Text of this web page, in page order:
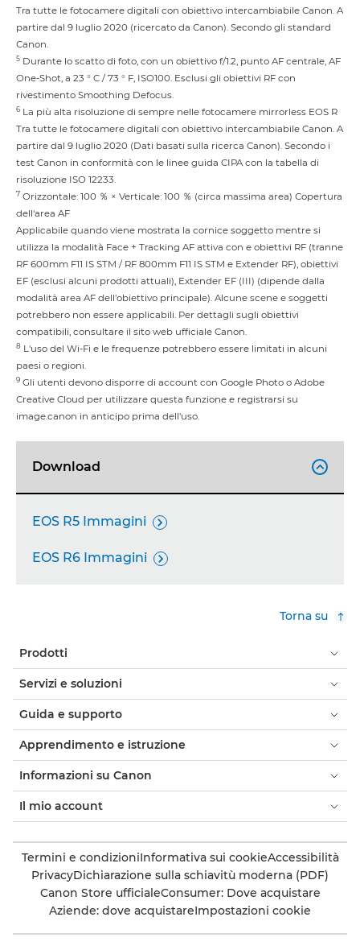
Tra tutte le fotocamere digitali con obiettivo intercambiabile Canon. A
partire dal 9 luglio 2020 (ricercato da Canon). Secondo gli standard
Canon.
5 Durante lo scatto di foto, con un obiettivo f/1.2, punto AF centrale, AF
One-Shot, a 23 ° C / 73 ° F, ISO100. Esclusi gli obiettivi RF con
rivestimento Smoothing Defocus.
6 La più alta risoluzione di sempre nelle fotocamere mirrorless EOS R
Tra tutte le fotocamere digitali con obiettivo intercambiabile Canon. A
partire dal 9 luglio 2020 (Dati basati sulla ricerca Canon). Secondo i
test Canon in conformità con le linee guida CIPA con la tabella di
risoluzione ISO 12233.
7 Orizzontale: 100 ％ × Verticale: 100 ％ (circa massima area) Copertura
dell'area AF
Applicabile quando viene mostrata la cornice soggetto mentre si
utilizza la modalità Face + Tracking AF attiva con e obiettivi RF (tranne
RF 600mm F11 IS STM / RF 800mm F11 IS STM e Extender RF), obiettivi
EF (esclusi alcuni prodotti attuali), Extender EF (III) (dipende dalla
modalità area AF dell'obiettivo principale). Alcune scene e soggetti
potrebbero non essere applicabili. Per dettagli sugli obiettivi
compatibili, consultare il sito web ufficiale Canon.
8 L'uso del Wi-Fi e le frequenze potrebbero essere limitati in alcuni
paesi o regioni.
9 Gli utenti devono disporre di account con Google Photo o Adobe
Creative Cloud per utilizzare questa funzione e registrarsi su
image.canon in anticipo prima dell'uso.
Download 
EOS R5 Immagini 
EOS R6 Immagini 
Torna su
Prodotti
Servizi e soluzioni
Guida e supporto
Apprendimento e istruzione
Informazioni su Canon
Il mio account
Termini e condizioniInformativa sui cookieAccessibilità
PrivacyDichiarazione sulla schiavitù moderna (PDF)
Canon Store ufficialeConsumer: Dove acquistare
Aziende: dove acquistareImpostazioni cookie